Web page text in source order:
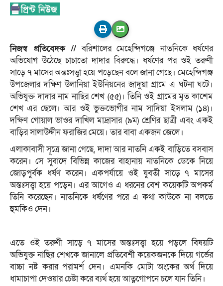
নিজস্ব প্রতিবেদক // বরিশালের মেহেন্দিগঞ্জে নাতনিকে ধর্ষণের
অভিযোগ উঠেছে চাচাতো দাদার বিরুদ্ধে। ধর্ষণের পর ওই তরুণী
সাড়ে ৭ মাসের অন্তঃসত্ত্বা হয়ে পড়েছেন বলে জানা গেছে। মেহেন্দিগঞ্জ
উপজেলার দক্ষিণ উলানিয়া ইউনিয়নের জাদুয়া গ্রামে এ ঘটনা ঘটে।
অভিযুক্ত দাদার নাম নাছির শেখ (৫৫)। তিনি ওই গ্রামের মৃত কাশেম
শেখ এর ছেলে। আর ওই ভুক্তভোগীর নাম সাদিয়া ইসলাম (১৪)।
দক্ষিণ গোয়াল ভাওর দাখিল মাদ্রাসার (৯ম) শ্রেণির ছাত্রী এবং একই
বাড়ির সালাউদ্দীন ফরাজির মেয়ে। তার বাবা একজন জেলে।
এলাকাবাসী সূত্রে জানা গেছে, দাদা আর নাতনি একই বাড়িতে বসবাস
করেন। সে সুবাদে বিভিন্ন কাজের বাহানায় নাতনিকে ডেকে নিয়ে
জোড়পুর্বক ধর্ষণ করেন। একপর্যায়ে ওই যুবতী সাড়ে ৭ মাসের
অন্তঃসত্ত্বা হয়ে পড়েন। এর আগেও এ ধরনের বেশ কয়েকটি অপকর্ম
তিনি করেছেন। নাতনিকে ধর্ষণের পরে এ কথা কাউকে না বলতে
হুমকিও দেন।
এতে ওই তরুণী সাড়ে ৭ মাসের অন্তঃসত্ত্বা হয়ে পড়লে বিষয়টি
অভিযুক্ত নাছির শেখকে জানালে প্রতিবেশী কয়েকজনকে দিয়ে গর্ভের
বাচ্চা নষ্ট করার পরামর্শ দেন। এমনকি মোটা অংকের অর্থ দিয়ে
ধামাচাপা দেওয়ার চেষ্টা করে ব্যর্থ হয়ে আত্নগোপনে চলে যান তিনি।